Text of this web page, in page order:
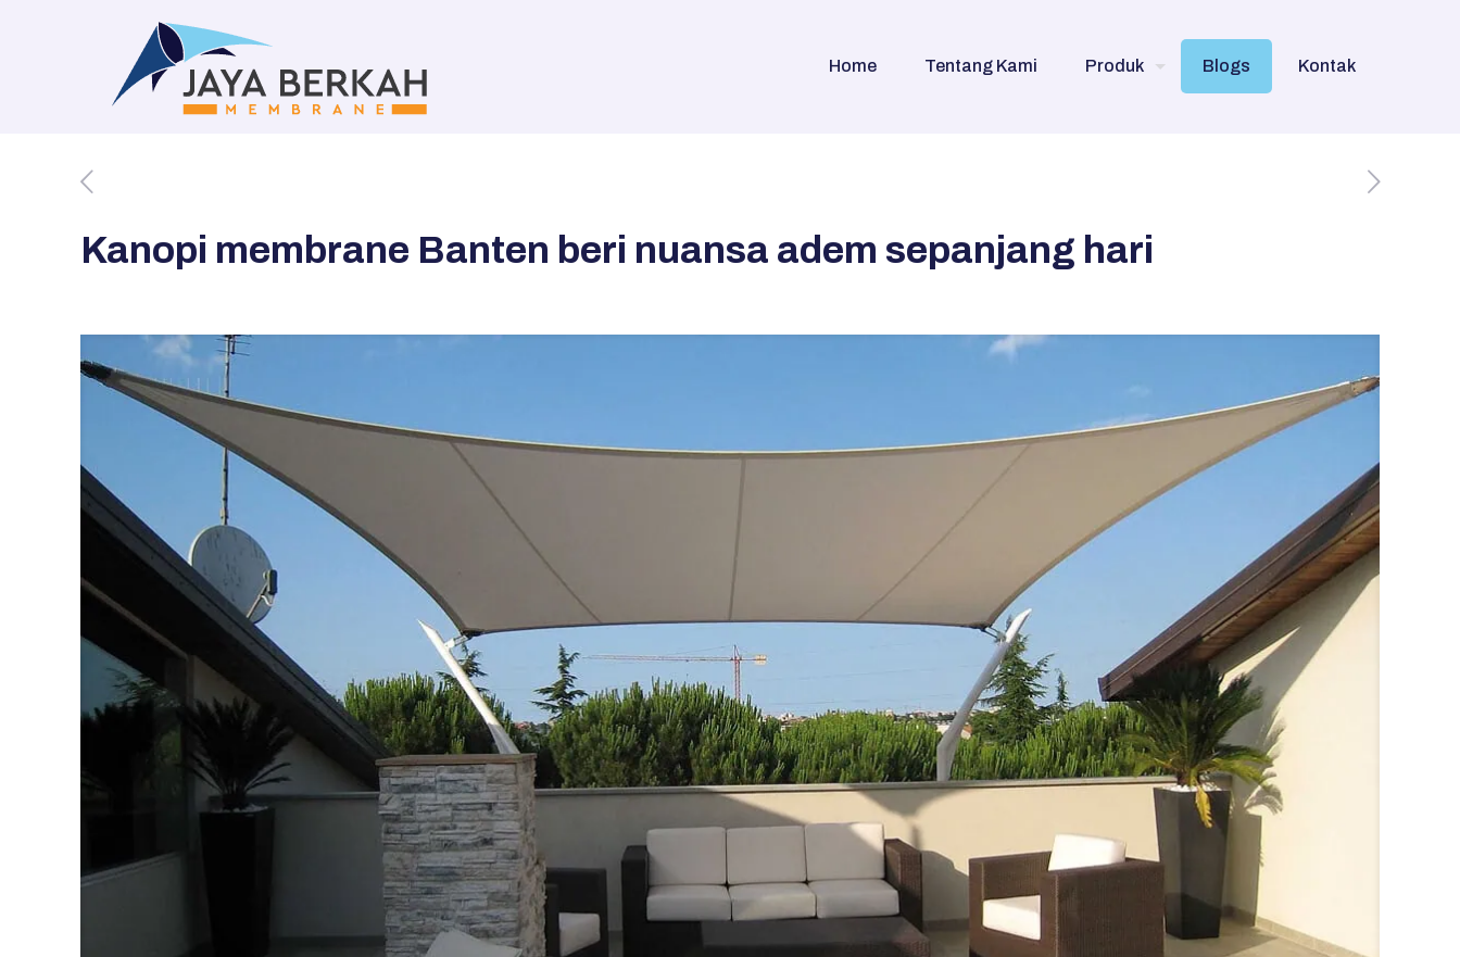
Home Tentang Kami Produk Blogs Kontak
Kanopi membrane Banten beri nuansa adem sepanjang hari